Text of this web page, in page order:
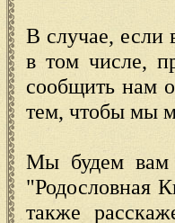
В случае, если
в том числе,
сообщить нам
тем, чтобы мы
Мы будем вам
"Родословная
также